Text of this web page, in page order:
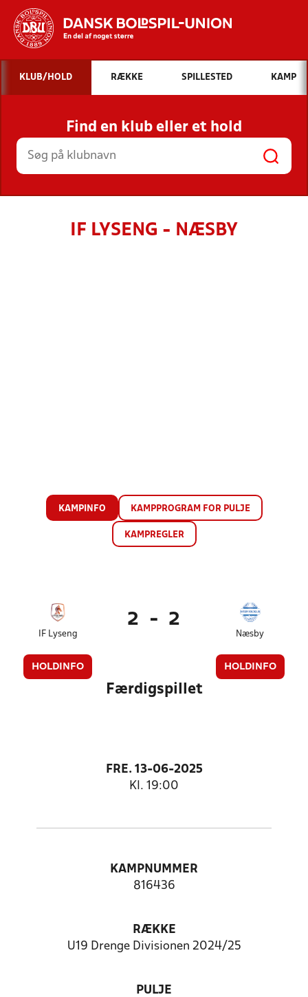
Hvad vil du søge efter?
INDHOLD OG NYHEDER
STILLINGER, RESULTATER, KLUBBER OG
HOLD
KLUB/HOLD RÆKKE SPILLESTED KAMP
Find en klub eller et hold
IF LYSENG - NÆSBY
KAMPINFO KAMPPROGRAM FOR PULJE
KAMPREGLER
IF Lyseng
HOLDINFO
2 - 2
Næsby
HOLDINFO
Færdigspillet
FRE. 13-06-2025
Kl. 19:00
KAMPNUMMER
816436
RÆKKE
U19 Drenge Divisionen 2024/25
PULJE